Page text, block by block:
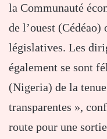
la Communauté
de l’ouest (Cédéao)
législatives. Les
également se sont
(Nigeria) de la
transparentes »,
route pour une